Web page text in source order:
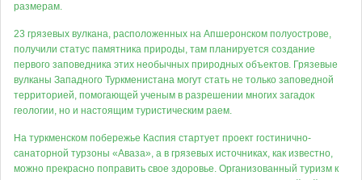
размерам.
23 грязевых вулкана, расположенных на Апшеронском полуострове,
получили статус памятника природы, там планируется создание
первого заповедника этих необычных природных объектов. Грязевые
вулканы Западного Туркменистана могут стать не только заповедной
территорией, помогающей ученым в разрешении многих загадок
геологии, но и настоящим туристическим раем.
На туркменском побережье Каспия стартует проект гостинично-
санаторной турзоны «Аваза», а в грязевых источниках, как известно,
можно прекрасно поправить свое здоровье. Организованный туризм к